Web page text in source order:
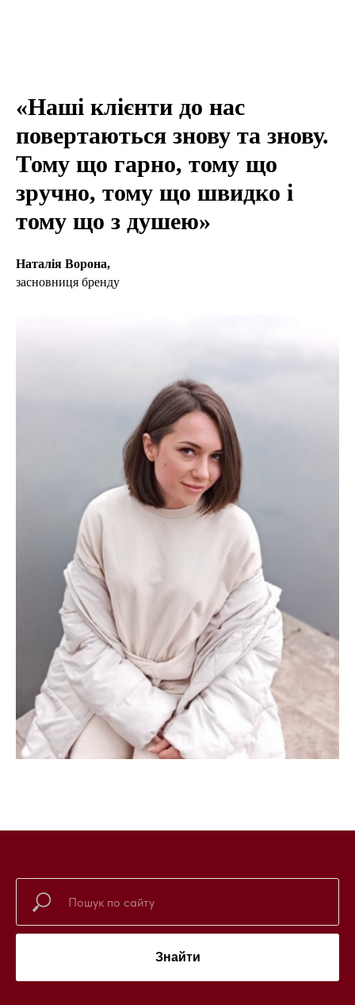
«Наші клієнти до нас
повертаються знову та знову.
Тому що гарно, тому що
зручно, тому що швидко і
тому що з душею»
Наталія Ворона,
засновниця бренду
Знайти